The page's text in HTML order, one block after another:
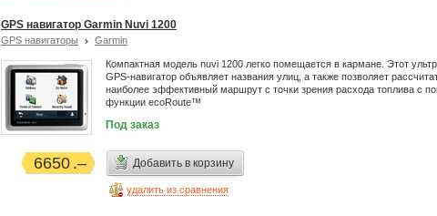
GPS навигатор Garmin Nuvi 1200
GPS навигаторы Garmin
Компактная модель nuvi 1200 легко помещается в кармане. Этот
GPS-навигатор объявляет названия улиц, а также позволяет
наиболее эффективный маршрут с точки зрения расхода топлива с
функции ecoRoute™
Под заказ
6650 Добавить в корзину
удалить из сравнения